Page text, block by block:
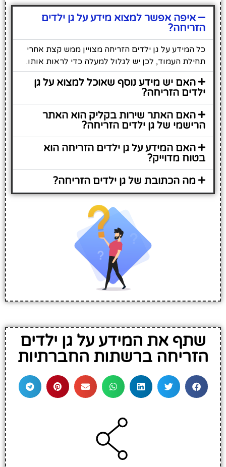
איפה אפשר למצוא מידע על גן ילדים
הזריחה?
כל המידע על גן ילדים הזריחה מצויין ממש קצת אחרי
תחילת העמוד, לכן יש לגלול למעלה כדי לראות אותו.
האם יש מידע נוסף שאוכל למצוא על גן
ילדים הזריחה?
האם האתר שירות בקליק הוא האתר
הרישמי של גן ילדים הזריחה?
האם המידע על גן ילדים הזריחה הוא
בטוח מדוייק?
מה הכתובת של גן ילדים הזריחה?
שתף את המידע על גן ילדים
הזריחה ברשתות החברתיות